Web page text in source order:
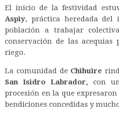
El inicio de la festividad
Aspiy, práctica heredada del
población a trabajar
conservación de las
riego.
La comunidad de Chihuire
San Isidro Labrador, con
procesión en la que
bendiciones concedidas y